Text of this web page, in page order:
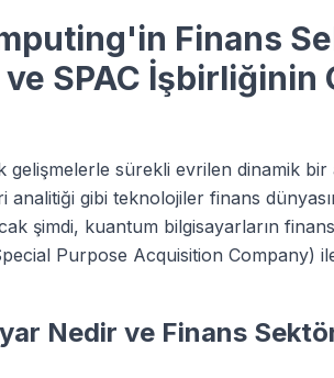
Finans
SPAC İşbirliğinin
gelişmelerle sürekli evrilen dinamik bir
gibi teknolojiler finans
şimdi, kuantum bilgisayarların
Purpose Acquisition Company)
Nedir ve Finans